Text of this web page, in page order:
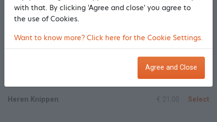
Permanent en knippen kort haar
Show/Hide all
Heren Knippen € 21,00 Select
with that. By clicking 'Agree and close' you agree to
the use of Cookies.
Want to know more? Click here for the Cookie Settings.
Agree and Close